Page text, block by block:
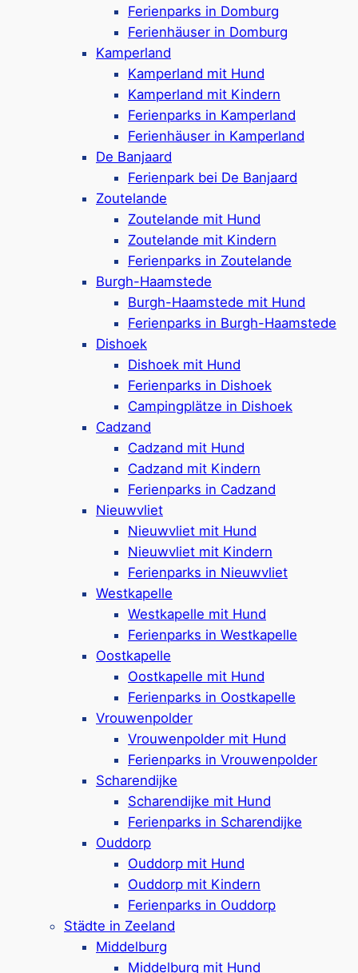
Ferienparks in Domburg
Ferienhäuser in Domburg
Kamperland
Kamperland mit Hund
Kamperland mit Kindern
Ferienparks in Kamperland
Ferienhäuser in Kamperland
De Banjaard
Ferienpark bei De Banjaard
Zoutelande
Zoutelande mit Hund
Zoutelande mit Kindern
Ferienparks in Zoutelande
Burgh-Haamstede
Burgh-Haamstede mit Hund
Ferienparks in Burgh-Haamstede
Dishoek
Dishoek mit Hund
Ferienparks in Dishoek
Campingplätze in Dishoek
Cadzand
Cadzand mit Hund
Cadzand mit Kindern
Ferienparks in Cadzand
Nieuwvliet
Nieuwvliet mit Hund
Nieuwvliet mit Kindern
Ferienparks in Nieuwvliet
Westkapelle
Westkapelle mit Hund
Ferienparks in Westkapelle
Oostkapelle
Oostkapelle mit Hund
Ferienparks in Oostkapelle
Vrouwenpolder
Vrouwenpolder mit Hund
Ferienparks in Vrouwenpolder
Scharendijke
Scharendijke mit Hund
Ferienparks in Scharendijke
Ouddorp
Ouddorp mit Hund
Ouddorp mit Kindern
Ferienparks in Ouddorp
Städte in Zeeland
Middelburg
Middelburg mit Hund
Aktivitätsmöglichkeiten in
den Roompot Parks in und um
Oostkapelle
Roompot-Park Bos en Duin
Oostkapelle die Nähe zum Strand im
Vordergrund steht, da es sonst keine
Einrichtungen im Park gibt, profitieren Gäste hier
von den vielseitigen Einrichtungen der
angrenzenden Roompot-Ferienparks in
Domburg, hier besonders
*, der nur 5 km von Oostkapelle
entfernt liegt. Dort wartenSchwimmbäder
Wellnessbereiche,BowlingundMinigolfauf
die Besucher. Familien mit Kindern finden
Spielplätze, Kidsclubs und einen Indoor-
Spielplatz, sodass auch bei schlechtem Wetter
keine Langeweile aufkommt. Wer seinen Urlaub
aktiv gestalten möchte, kann Radtouren durch
die Dünen oder Wassersport an der Nordsee
genießen. So kombinieren die Roompot
Ferienparks in und um Oostkapelle Natururlaub
mit abwechslungsreichen Aktivitäten.
Visuelle Eindrücke zu Ihrem Aufenthalt
bei Roompot in Oostkapelle
Die Unterkunftsmöglichkeiten